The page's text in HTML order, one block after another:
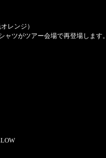
オレンジ）
ツがツアー会場で再登場します。